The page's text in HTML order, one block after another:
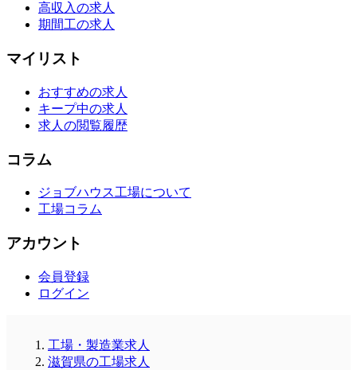
高収入の求人
期間工の求人
マイリスト
おすすめの求人
キープ中の求人
求人の閲覧履歴
コラム
ジョブハウス工場について
工場コラム
アカウント
会員登録
ログイン
工場・製造業求人
滋賀県の工場求人